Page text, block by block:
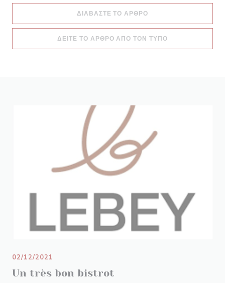
ΔΙΑΒΆΣΤΕ ΤΟ ΆΡΘΡΟ
ΔΕΊΤΕ ΤΟ ΆΡΘΡΟ ΑΠΌ ΤΟΝ ΤΎΠΟ((ΑΝΟΊΓΕΙ ΣΕ
Un très bon bistrot
02/12/2021